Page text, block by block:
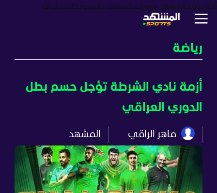
أخبار برامجالمشهد سبورتسالمشهد بزنسبودكاستترندات
رياضة
أزمة نادي الشرطة تؤجل حسم بطل
الدوري العراقي
ماهر الراقي المشهد